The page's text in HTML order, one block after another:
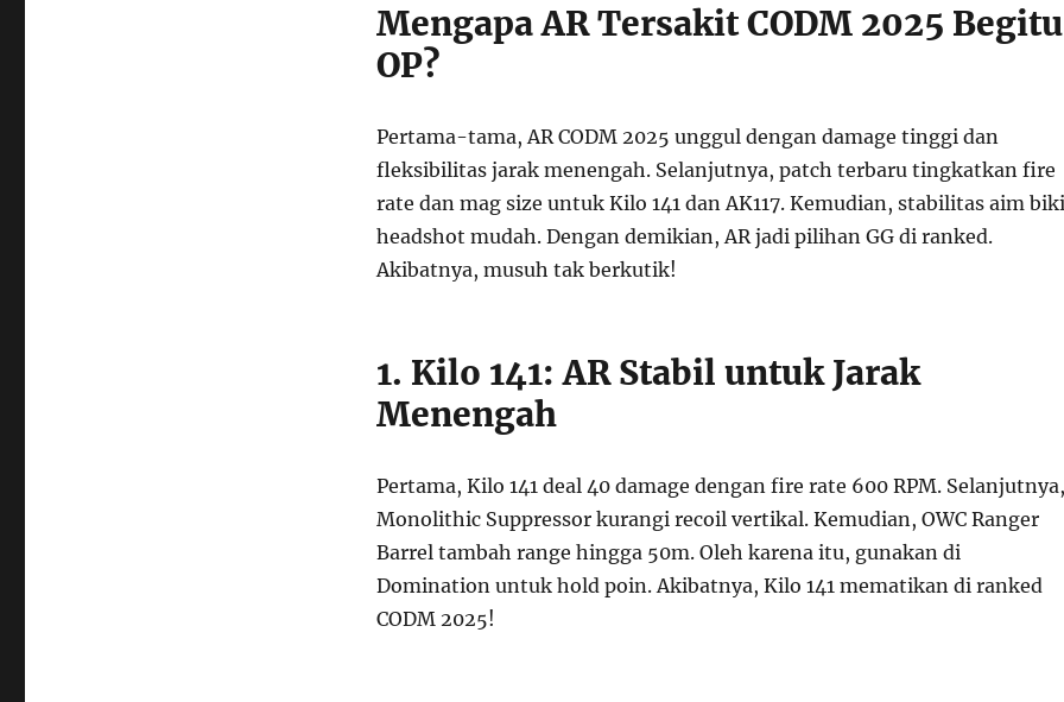
Mengapa AR Tersakit CODM 2025 Begitu
OP?
Pertama-tama, AR CODM 2025 unggul dengan damage tinggi dan
fleksibilitas jarak menengah. Selanjutnya, patch terbaru tingkatkan fire
rate dan mag size untuk Kilo 141 dan AK117. Kemudian, stabilitas aim
headshot mudah. Dengan demikian, AR jadi pilihan GG di ranked.
Akibatnya, musuh tak berkutik!
1. Kilo 141: AR Stabil untuk Jarak
Menengah
Pertama, Kilo 141 deal 40 damage dengan fire rate 600 RPM. Selanjutnya,
Monolithic Suppressor kurangi recoil vertikal. Kemudian, OWC Ranger
Barrel tambah range hingga 50m. Oleh karena itu, gunakan di
Domination untuk hold poin. Akibatnya, Kilo 141 mematikan di ranked
CODM 2025!